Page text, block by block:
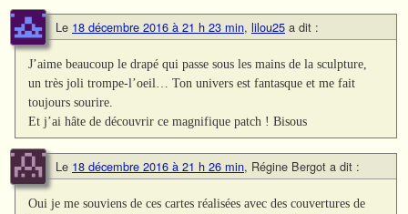
Le 18 décembre 2016 à 21 h 23 min, lilou25 a dit :
J’aime beaucoup le drapé qui passe sous les mains de la sculpture,
un très joli trompe-l’oeil… Ton univers est fantasque et me fait
toujours sourire.
Et j’ai hâte de découvrir ce magnifique patch ! Bisous
Le 18 décembre 2016 à 21 h 26 min, Régine Bergot a dit :
Oui je me souviens de ces cartes réalisées avec des couvertures de